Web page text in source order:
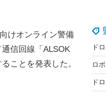
けオンライン警備
信回線「ALSOK
ことを発表した。